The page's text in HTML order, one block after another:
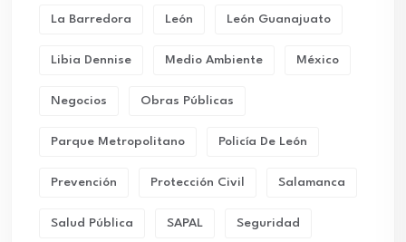
La Barredora León León Guanajuato
Libia Dennise Medio Ambiente México
Negocios Obras Públicas
Parque Metropolitano Policía De León
Prevención Protección Civil Salamanca
Salud Pública SAPAL Seguridad